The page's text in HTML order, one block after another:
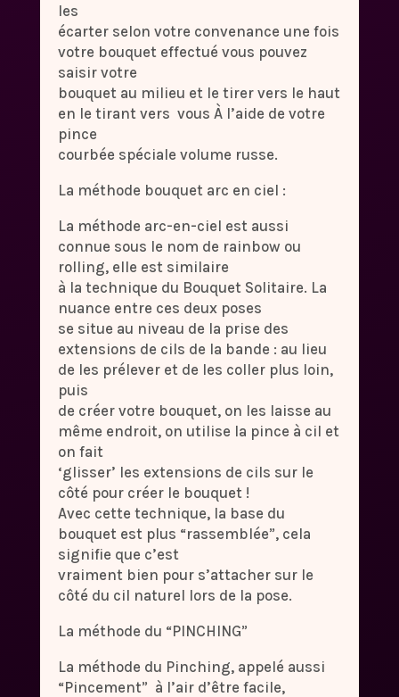
les
écarter selon votre convenance une fois
votre bouquet effectué vous pouvez
saisir votre
bouquet au milieu et le tirer vers le haut
en le tirant vers vous À l’aide de votre
pince
courbée spéciale volume russe.
La méthode bouquet arc en ciel :
La méthode arc-en-ciel est aussi
connue sous le nom de rainbow ou
rolling, elle est similaire
à la technique du Bouquet Solitaire. La
nuance entre ces deux poses
se situe au niveau de la prise des
extensions de cils de la bande : au lieu
de les prélever et de les coller plus loin,
puis
de créer votre bouquet, on les laisse au
même endroit, on utilise la pince à cil et
on fait
‘glisser’ les extensions de cils sur le
côté pour créer le bouquet !
Avec cette technique, la base du
bouquet est plus “rassemblée”, cela
signifie que c’est
vraiment bien pour s’attacher sur le
côté du cil naturel lors de la pose.
La méthode du “PINCHING”
La méthode du Pinching, appelé aussi
“Pincement” à l’air d’être facile,